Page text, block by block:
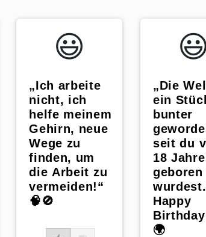
😃️
„Ich arbeite
nicht, ich
helfe meinem
Gehirn, neue
Wege zu
finden, um
die Arbeit zu
vermeiden!“
🧠🚫
😃️
„Die
ein
bunter
seit du
18
geboren
wurdest.
Happy
🌍